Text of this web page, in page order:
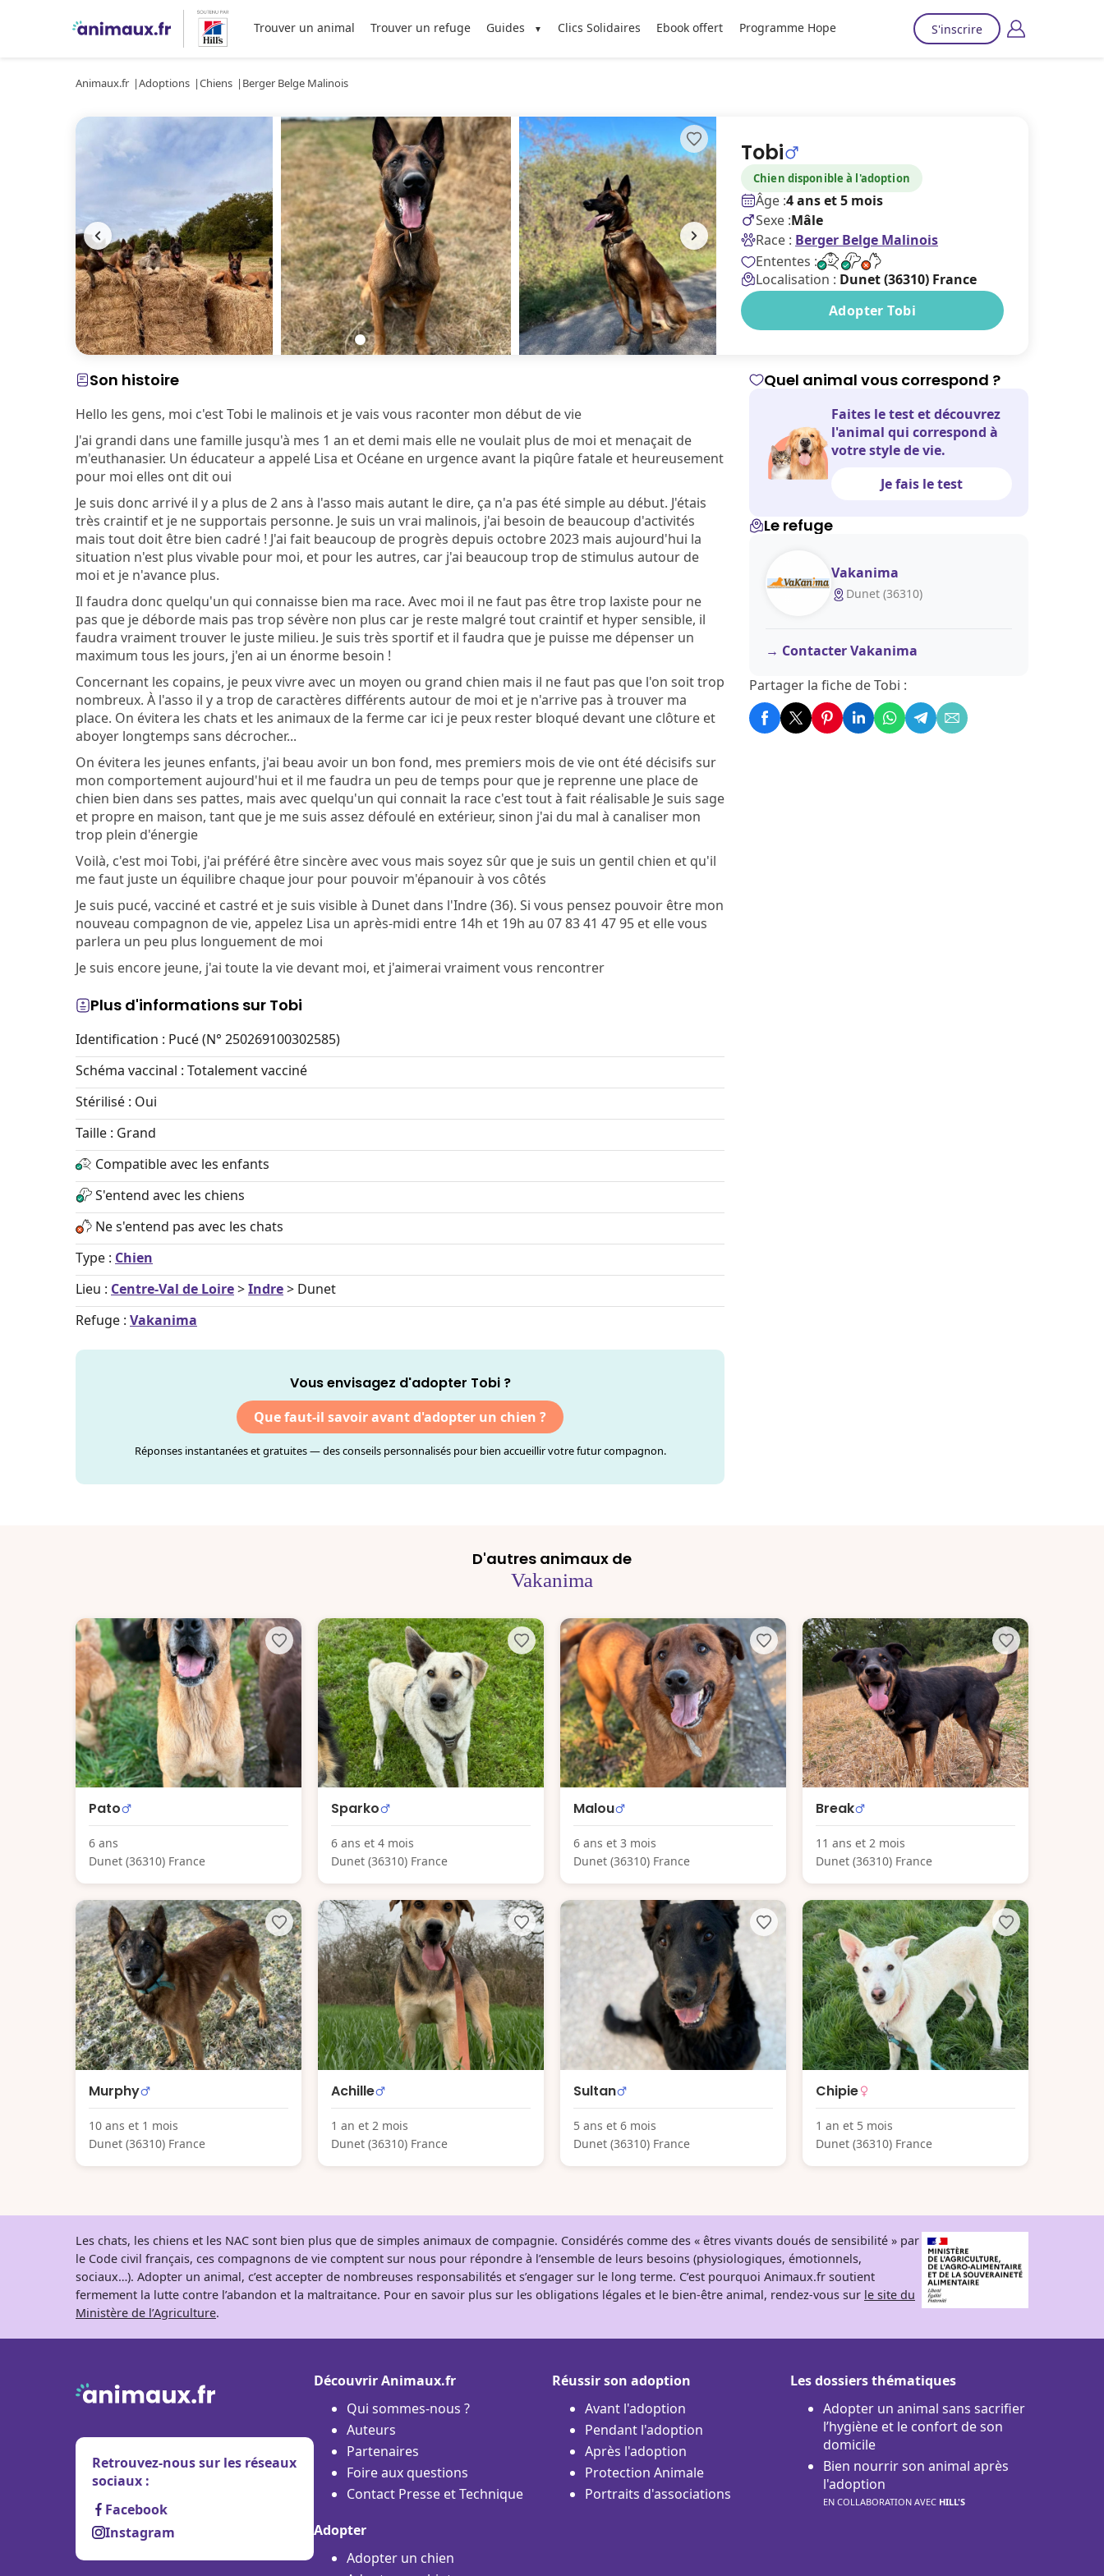
Trouver un animal Trouver un refuge Guides Clics Solidaires Ebook offert Programme Hope S'inscrire
Animaux.fr Adoptions Chiens Berger Belge Malinois
Tobi
Chien disponible à l'adoption
Âge :4 ans et 5 mois
Sexe :Mâle
Race : Berger Belge Malinois
Ententes :
Localisation : Dunet (36310) France
Adopter Tobi
Son histoire
Hello les gens, moi c'est Tobi le malinois et je vais vous raconter mon début de vie
J'ai grandi dans une famille jusqu'à mes 1 an et demi mais elle ne voulait plus de moi et menaçait de
m'euthanasier. Un éducateur a appelé Lisa et Océane en urgence avant la piqûre fatale et heureusement
pour moi elles ont dit oui
Je suis donc arrivé il y a plus de 2 ans à l'asso mais autant le dire, ça n'a pas été simple au début. J'étais
très craintif et je ne supportais personne. Je suis un vrai malinois, j'ai besoin de beaucoup d'activités
mais tout doit être bien cadré ! J'ai fait beaucoup de progrès depuis octobre 2023 mais aujourd'hui la
situation n'est plus vivable pour moi, et pour les autres, car j'ai beaucoup trop de stimulus autour de
moi et je n'avance plus.
Il faudra donc quelqu'un qui connaisse bien ma race. Avec moi il ne faut pas être trop laxiste pour ne
pas que je déborde mais pas trop sévère non plus car je reste malgré tout craintif et hyper sensible, il
faudra vraiment trouver le juste milieu. Je suis très sportif et il faudra que je puisse me dépenser un
maximum tous les jours, j'en ai un énorme besoin !
Concernant les copains, je peux vivre avec un moyen ou grand chien mais il ne faut pas que l'on soit trop
nombreux. À l'asso il y a trop de caractères différents autour de moi et je n'arrive pas à trouver ma
place. On évitera les chats et les animaux de la ferme car ici je peux rester bloqué devant une clôture et
aboyer longtemps sans décrocher...
On évitera les jeunes enfants, j'ai beau avoir un bon fond, mes premiers mois de vie ont été décisifs sur
mon comportement aujourd'hui et il me faudra un peu de temps pour que je reprenne une place de
chien bien dans ses pattes, mais avec quelqu'un qui connait la race c'est tout à fait réalisable Je suis sage
et propre en maison, tant que je me suis assez défoulé en extérieur, sinon j'ai du mal à canaliser mon
trop plein d'énergie
Voilà, c'est moi Tobi, j'ai préféré être sincère avec vous mais soyez sûr que je suis un gentil chien et qu'il
me faut juste un équilibre chaque jour pour pouvoir m'épanouir à vos côtés
Je suis pucé, vacciné et castré et je suis visible à Dunet dans l'Indre (36). Si vous pensez pouvoir être mon
nouveau compagnon de vie, appelez Lisa un après-midi entre 14h et 19h au 07 83 41 47 95 et elle vous
parlera un peu plus longuement de moi
Je suis encore jeune, j'ai toute la vie devant moi, et j'aimerai vraiment vous rencontrer
Plus d'informations sur Tobi
Identification : Pucé (N° 250269100302585)
Schéma vaccinal : Totalement vacciné
Stérilisé : Oui
Taille : Grand
Compatible avec les enfants
S'entend avec les chiens
Ne s'entend pas avec les chats
Type : Chien
Lieu : Centre-Val de Loire>Indre> Dunet
Refuge : Vakanima
Vous envisagez d'adopter Tobi ?
Que faut-il savoir avant d'adopter un chien ?
Réponses instantanées et gratuites — des conseils personnalisés pour bien accueillir votre futur compagnon.
Quel animal vous correspond ?
Faites le test et découvrez
l'animal qui correspond à
votre style de vie.
Je fais le test
Le refuge
Vakanima
Dunet (36310)
Contacter Vakanima
Partager la fiche de Tobi :
D'autres animaux de
Vakanima
Pato
6 ans
Dunet (36310) France
Sparko
6 ans et 4 mois
Dunet (36310) France
Malou
6 ans et 3 mois
Dunet (36310) France
Break
11 ans et 2 mois
Dunet (36310) France
Murphy
10 ans et 1 mois
Dunet (36310) France
Achille
1 an et 2 mois
Dunet (36310) France
Sultan
5 ans et 6 mois
Dunet (36310) France
Chipie
1 an et 5 mois
Dunet (36310) France
Les chats, les chiens et les NAC sont bien plus que de simples animaux de compagnie. Considérés comme des « êtres vivants doués de sensibilité » par
le Code civil français, ces compagnons de vie comptent sur nous pour répondre à l’ensemble de leurs besoins (physiologiques, émotionnels,
sociaux…). Adopter un animal, c’est accepter de nombreuses responsabilités et s’engager sur le long terme. C’est pourquoi Animaux.fr soutient
fermement la lutte contre l’abandon et la maltraitance. Pour en savoir plus sur les obligations légales et le bien-être animal, rendez-vous sur le site du
Ministère de l’Agriculture.
Retrouvez-nous sur les réseaux
sociaux :
Facebook
Instagram
Découvrir Animaux.fr
Qui sommes-nous ?
Auteurs
Partenaires
Foire aux questions
Contact Presse et Technique
Adopter
Adopter un chien
Réussir son adoption
Avant l'adoption
Pendant l'adoption
Après l'adoption
Protection Animale
Portraits d'associations
Les dossiers thématiques
Adopter un animal sans sacrifier
l’hygiène et le confort de son
domicile
Bien nourrir son animal après
l'adoption
EN COLLABORATION AVEC HILL'S